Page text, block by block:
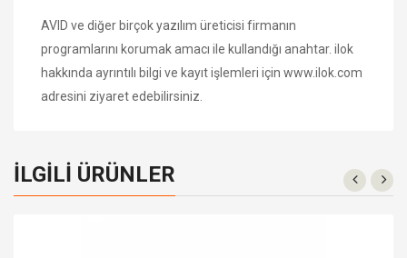
AVID ve diğer birçok yazılım üreticisi firmanın
programlarını korumak amacı ile kullandığı anahtar. ilok
hakkında ayrıntılı bilgi ve kayıt işlemleri için www.ilok.com
adresini ziyaret edebilirsiniz.
İLGILI ÜRÜNLER